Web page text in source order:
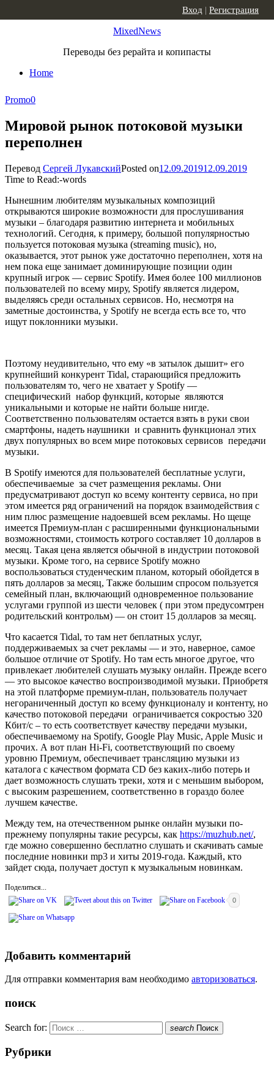
MixedNews
Переводы без рерайта и копипасты
Home
Вход | Регистрация
Promo0
Мировой рынок потоковой музыки
переполнен
Перевод Сергей ЛукавскийPosted on12.09.201912.09.2019
Time to Read:-words
Нынешним любителям музыкальных композиций
открываются широкие возможности для прослушивания
музыки – благодаря развитию интернета и мобильных
технологий. Сегодня, к примеру, большой популярностью
пользуется потоковая музыка (streaming music), но,
оказывается, этот рынок уже достаточно переполнен, хотя на
нем пока еще занимает доминирующие позиции один
крупный игрок — сервис Spotify. Имея более 100 миллионов
пользователей по всему миру, Spotify является лидером,
выделяясь среди остальных сервисов. Но, несмотря на
заметные достоинства, у Spotify не всегда есть все то, что
ищут поклонники музыки.
Поэтому неудивительно, что ему «в затылок дышит» его
крупнейший конкурент Tidal, старающийся предложить
пользователям то, чего не хватает у Spotify —
специфический набор функций, которые являются
уникальными и которые не найти больше нигде.
Соответственно пользователям остается взять в руки свои
смартфоны, надеть наушники и сравнить функционал этих
двух популярных во всем мире потоковых сервисов передачи
музыки.
В Spotify имеются для пользователей бесплатные услуги,
обеспечиваемые за счет размещения рекламы. Они
предусматривают доступ ко всему контенту сервиса, но при
этом имеется ряд ограничений на порядок взаимодействия с
ним плюс размещение надоевшей всем рекламы. Но щеще
имеется Премиум-план с расширенными функциональными
возможностями, стоимость котрого составляет 10 долларов в
месяц. Такая цена является обычной в индустрии потоковой
музыки. Кроме того, на сервисе Spotify можно
воспользоваться студенческим планом, который обойдется в
пять долларов за месяц, Также большим спросом пользуется
семейный план, включающий одновременное пользование
услугами группой из шести человек ( при этом предусомтрен
родительский контрольм) — он стоит 15 долларов за месяц.
Что касается Tidal, то там нет беплатных услуг,
поддерживаемых за счет рекламы — и это, наверное, самое
большое отличие от Spotify. Но там есть многое другое, что
привлекает любителей слушать музыку онлайн. Прежде всего
— это высокое качество воспроизводимой музыки. Приобретя
на этой платформе премиум-план, пользователь получает
негораниченный доступ ко всему функционалу и контенту, но
качество потоковой передачи ограничивается сокростью 320
Кбит/с – то есть соответствует качеству передачи музыки,
обеспечиваемому на Spotify, Google Play Music, Apple Music и
прочих. А вот план Hi-Fi, соответствующий по своему
уровню Премиум, обеспечивает трансляцию музыки из
каталога с качеством формата CD без каких-либо потерь и
дает возможность слушать треки, хотя и с меньшим выбором,
с высоким разрешением, соответственно в гораздо более
лучшем качестве.
Между тем, на отечественном рынке онлайн музыки по-
прежнему популярны такие ресурсы, как https://muzhub.net/,
где можно совершенно бесплатно слушать и скачивать самые
последние новинки mp3 и хиты 2019-года. Каждый, кто
зайдет сюда, получает доступ к музыкальным новинкам.
Поделиться...
0
Добавить комментарий
Для отправки комментария вам необходимо авторизоваться.
поиск
Search for: search Поиск
Рубрики